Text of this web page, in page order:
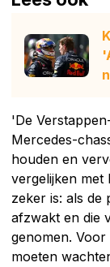
'De
Mercedes-
houden en
vergelijken met
zeker is: als de
afzwakt en die
genomen.
moeten